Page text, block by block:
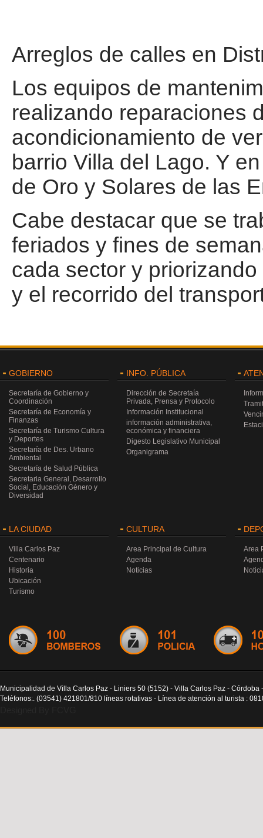
Arreglos de calles en
Los equipos de
realizando reparaciones
acondicionamiento de
barrio Villa del Lago. Y
de Oro y Solares de las
Cabe destacar que se
feriados y fines de
cada sector y
y el recorrido del
GOBIERNO
Secretaría de Gobierno y
Coordinación
Secretaría de Economía y
Finanzas
Secretaría de Turismo Cultura
y Deportes
Secretaría de Des. Urbano
Ambiental
Secretaría de Salud Pública
Secretaria General, Desarrollo
Social, Educación Género y
Diversidad
INFO. PÚBLICA
Dirección de Secretaía
Privada, Prensa y Protocolo
Información Institucional
información administrativa,
económica y financiera
Digesto Legislativo Municipal
Organigrama
LA CIUDAD
Villa Carlos Paz
Centenario
Historia
Ubicación
Turismo
CULTURA
Area Principal de Cultura
Agenda
Noticias
Area
Municipalidad de Villa Carlos Paz - Liniers 50 (5152) - Villa Carlos Paz - Córdoba
Teléfonos:. (03541) 421801/810 líneas rotativas - Línea de atención al turista :